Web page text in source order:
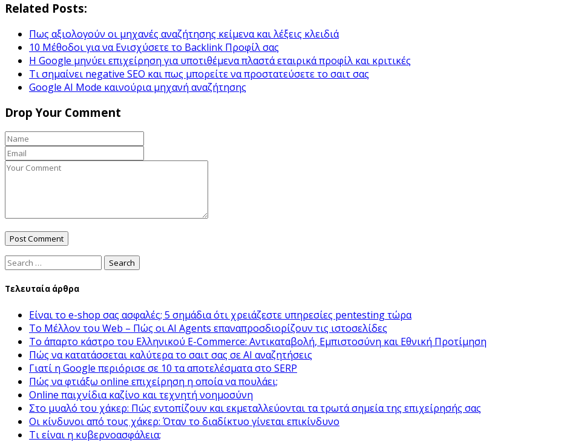
Related Posts:
Πως αξιολογούν οι μηχανές αναζήτησης κείμενα και λέξεις κλειδιά
10 Μέθοδοι για να Ενισχύσετε το Backlink Προφίλ σας
Η Google μηνύει επιχείρηση για υποτιθέμενα πλαστά εταιρικά προφίλ και κριτικές
Τι σημαίνει negative SEO και πως μπορείτε να προστατεύσετε το σαιτ σας
Google ΑΙ Mode καινούρια μηχανή αναζήτησης
Drop Your Comment
Search
Τελευταία άρθρα
Είναι το e-shop σας ασφαλές; 5 σημάδια ότι χρειάζεστε υπηρεσίες pentesting τώρα
Το Μέλλον του Web – Πώς οι AI Agents επαναπροσδιορίζουν τις ιστοσελίδες
Το άπαρτο κάστρο του Ελληνικού E-Commerce: Αντικαταβολή, Εμπιστοσύνη και Εθνική Προτίμηση
Πώς να κατατάσσεται καλύτερα το σαιτ σας σε AI αναζητήσεις
Γιατί η Google περιόρισε σε 10 τα αποτελέσματα στο SERP
Πώς να φτιάξω online επιχείρηση η οποία να πουλάει;
Online παιχνίδια καζίνο και τεχνητή νοημοσύνη
Στο μυαλό του χάκερ: Πώς εντοπίζουν και εκμεταλλεύονται τα τρωτά σημεία της επιχείρησής σας
Οι κίνδυνοι από τους χάκερ: Όταν το διαδίκτυο γίνεται επικίνδυνο
Τι είναι η κυβερνοασφάλεια;